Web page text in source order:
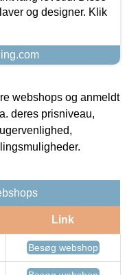
og designer. Klik
webshops og anmeldt
deres prisniveau,
Link
Besøg webshop